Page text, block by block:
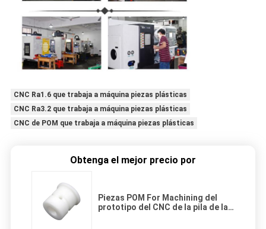
CNC Ra1.6 que trabaja a máquina piezas plásticas
CNC Ra3.2 que trabaja a máquina piezas plásticas
CNC de POM que trabaja a máquina piezas plásticas
Obtenga el mejor precio por
Piezas POM For Machining del
prototipo del CNC de la pila de la